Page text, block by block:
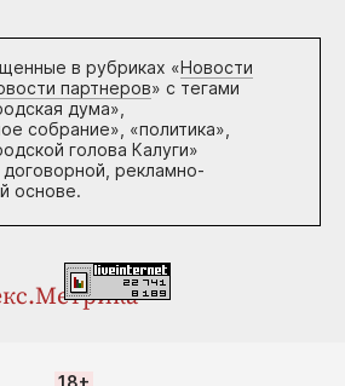
в рубриках «Новости
партнеров» с тегами
дума»,
собрание», «политика»,
голова Калуги»
рекламно-
основе.
18+